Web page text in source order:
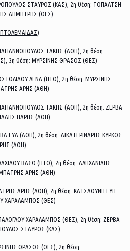
ΣΤΑΥΡΟΣ (ΚΑΣ), 2η θέση: ΤΟΠΑΛΤΣΗ
ΔΗΜΗΤΡΗΣ (ΘΕΣ)
ΤΑΚΗΣ (ΑΘΗ), 2η θέση:
3η θέση: ΜΥΡΣΙΝΗΣ ΘΡΑΣΟΣ (ΘΕΣ)
ΛΕΝΑ (ΠΤΟ), 2η θέση: ΜΥΡΣΙΝΗΣ
ΑΡΗΣ (ΑΘΗ)
ΤΑΚΗΣ (ΑΘΗ), 2η θέση: ΖΕΡΒΑ
ΠΑΡΗΣ (ΑΘΗ)
ΕΥΑ (ΑΘΗ), 2η θέση: ΑΙΚΑΤΕΡΙΝΑΡΗΣ ΚΥΡΚΟΣ
(ΑΘΗ)
ΒΑΣΩ (ΠΤΟ), 2η θέση: ΑΛΗΧΑΝΙΔΗΣ
ΑΡΗΣ (ΑΘΗ)
ΑΡΗΣ (ΑΘΗ), 2η θέση: ΚΑΤΣΑΟΥΝΗ ΕΥΗ
ΧΑΡΑΛΑΜΠΟΣ (ΘΕΣ)
ΧΑΡΑΛΑΜΠΟΣ (ΘΕΣ), 2η θέση: ΖΕΡΒΑ
ΣΤΑΥΡΟΣ (ΚΑΣ)
ΘΡΑΣΟΣ (ΘΕΣ), 2η θέση: